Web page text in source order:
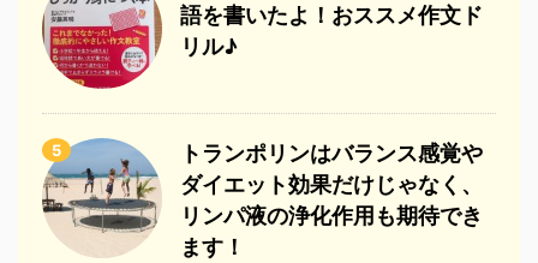
語を書いたよ！おススメ作文ド
リル♪
5
トランポリンはバランス感覚や
ダイエット効果だけじゃなく、
リンパ液の浄化作用も期待でき
ます！